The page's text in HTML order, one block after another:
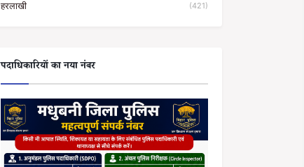
हरलाखी (421)
पदाधिकारियों का नया नंबर